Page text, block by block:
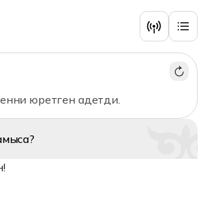
юретген адетди.